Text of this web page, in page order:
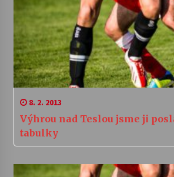
8. 2. 2013
Výhrou nad Teslou jsme ji
tabulky